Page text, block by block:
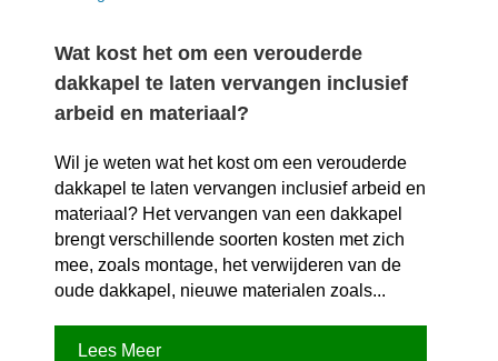
Wat kost het om een verouderde
dakkapel te laten vervangen inclusief
arbeid en materiaal?
Wil je weten wat het kost om een verouderde
dakkapel te laten vervangen inclusief arbeid en
materiaal? Het vervangen van een dakkapel
brengt verschillende soorten kosten met zich
mee, zoals montage, het verwijderen van de
oude dakkapel, nieuwe materialen zoals...
Lees Meer